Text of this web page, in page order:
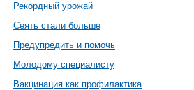
Рекордный урожай
Сеять стали больше
Предупредить и помочь
Молодому специалисту
Вакцинация как профилактика